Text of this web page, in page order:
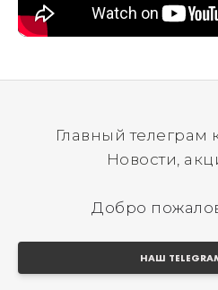
Главный телеграм
Новости,
Добро
НАШ